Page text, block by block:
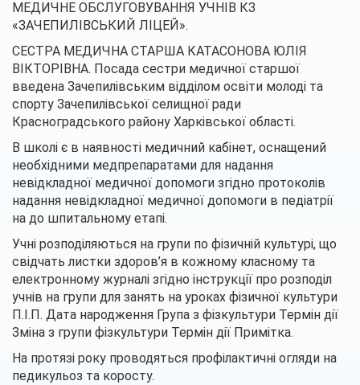
МЕДИЧНЕ ОБСЛУГОВУВАННЯ УЧНІВ КЗ
«ЗАЧЕПИЛІВСЬКИЙ ЛІЦЕЙ».
СЕСТРА МЕДИЧНА СТАРША КАТАСОНОВА ЮЛІЯ
ВІКТОРІВНА. Посада сестри медичної старшої
введена Зачепилівським відділом освіти молоді та
спорту Зачепилівської селищної ради
Красноградського району Харківської області.
В школі є в наявності медичний кабінет, оснащений
необхідними медпрепаратами для надання
невідкладної медичної допомоги згідно протоколів
надання невідкладної медичної допомоги в педіатрії
на до шпитальному етапі.
Учні розподіляються на групи по фізичній культурі, що
свідчать листки здоров’я в кожному класному та
електронному журналі згідно інструкції про розподіл
учнів на групи для занять на уроках фізичної культури
П.І.П. Дата народження Група з фізкультури Термін дії
Зміна з групи фізкультури Термін дії Примітка.
На протязі року проводяться профілактичні огляди на
педикульоз та коросту.